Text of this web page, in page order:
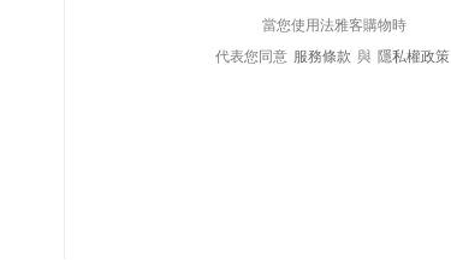
當您使用法雅客購物時
代表您同意 服務條款 與 隱私權政策